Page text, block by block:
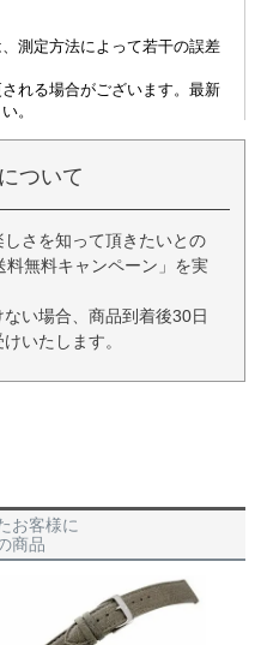
ついて
さを知って頂きたいとの
無料キャンペーン」を実
い場合、商品到着後30日
いたします。
お客様に
商品